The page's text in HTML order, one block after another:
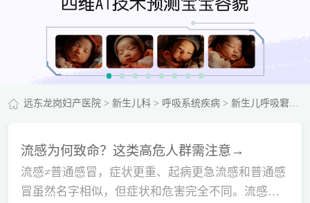
远东龙岗妇产医院> 新生儿科> 呼吸系统疾病> 新生儿呼吸窘迫综合征
流感为何致命？这类高危人群需注意→
流感≠普通感冒，症状更重、起病更急流感和普通感
冒虽然名字相似，但症状和危害完全不同。流感症